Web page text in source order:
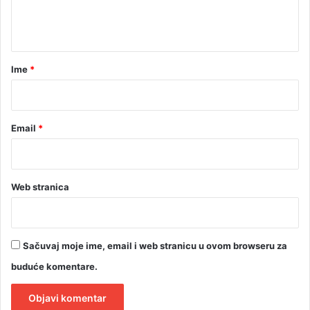
rIme *
Email *
Web stranica
Sačuvaj moje ime, email i web stranicu u ovom browseru za
buduće komentare.